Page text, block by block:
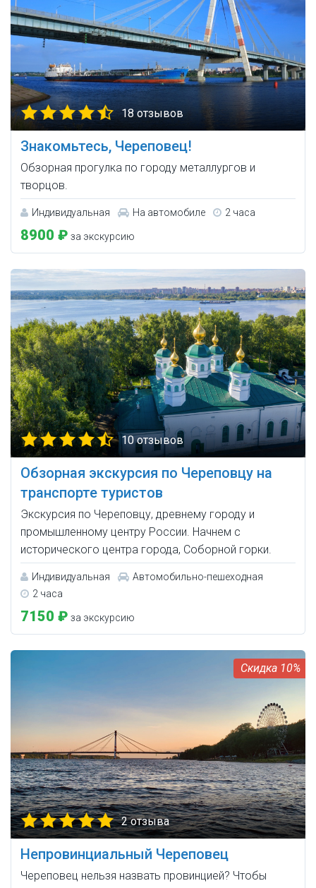
18 отзывов
Знакомьтесь, Череповец!
Обзорная прогулка по городу металлургов и
творцов.
Индивидуальная На автомобиле 2 часа
8900 ₽ за экскурсию
10 отзывов
Обзорная экскурсия по Череповцу на
транспорте туристов
Экскурсия по Череповцу, древнему городу и
промышленному центру России. Начнем с
исторического центра города, Соборной горки.
Индивидуальная
Автомобильно-пешеходная
2 часа
7150 ₽ за экскурсию
10%
2 отзыва
Непровинциальный Череповец
Череповец нельзя назвать провинцией? Чтобы